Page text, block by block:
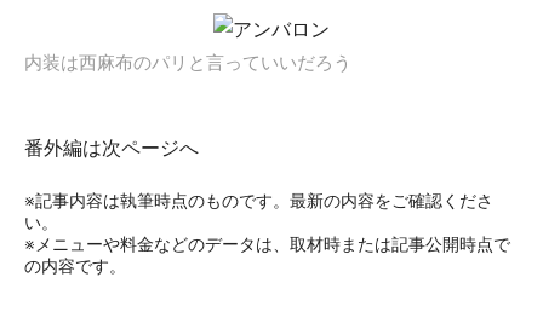
内装は西麻布のパリと言っていいだろう
番外編は次ページへ
※記事内容は執筆時点のものです。最新の内容をご確認くださ
い。
※メニューや料金などのデータは、取材時または記事公開時点で
の内容です。